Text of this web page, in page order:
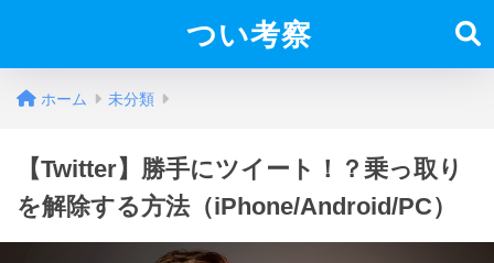
つい考察
ホーム 未分類
【Twitter】勝手にツイート！？乗っ取り
を解除する方法（iPhone/Android/PC）